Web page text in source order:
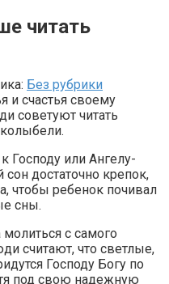
читать
Без рубрики
и счастья своему
советуют читать
Господу или Ангелу-
достаточно крепок,
чтобы ребенок почивал
сны.
с самого
считают, что светлые,
Господу Богу по
под свою надежную